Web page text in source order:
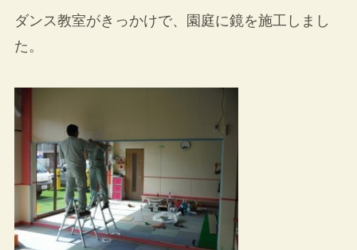
ダンス教室がきっかけで、園庭に鏡を施工しまし
た。